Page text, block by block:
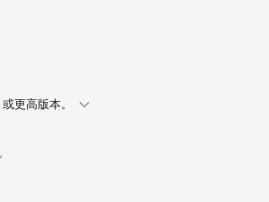
更高版本。